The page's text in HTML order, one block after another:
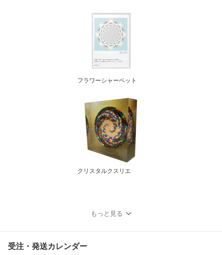
フラワーシャーベット
クリスタルクスリエ
もっと見る
受注・発送カレンダー